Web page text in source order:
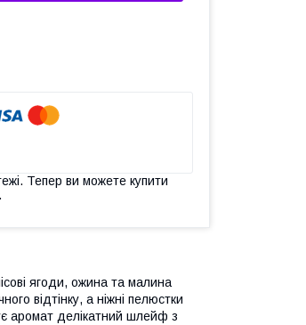
Тепер ви можете купити
ягоди, ожина та малина
відтінку, а ніжні пелюстки
аромат делікатний шлейф з